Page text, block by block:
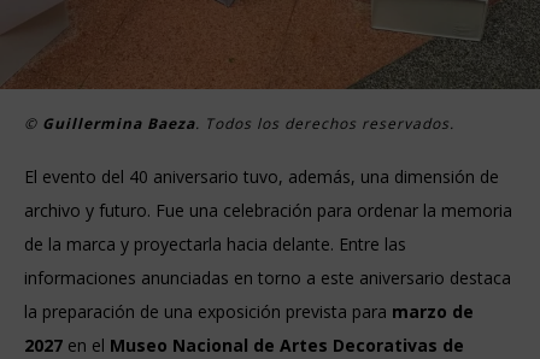
© Guillermina Baeza. Todos los derechos reservados.
El evento del 40 aniversario tuvo, además, una dimensión de
archivo y futuro. Fue una celebración para ordenar la memoria
de la marca y proyectarla hacia delante. Entre las
informaciones anunciadas en torno a este aniversario destaca
la preparación de una exposición prevista para marzo de
2027 en el Museo Nacional de Artes Decorativas de